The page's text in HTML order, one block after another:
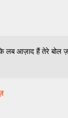
आज़ाद हैं तेरे बोल